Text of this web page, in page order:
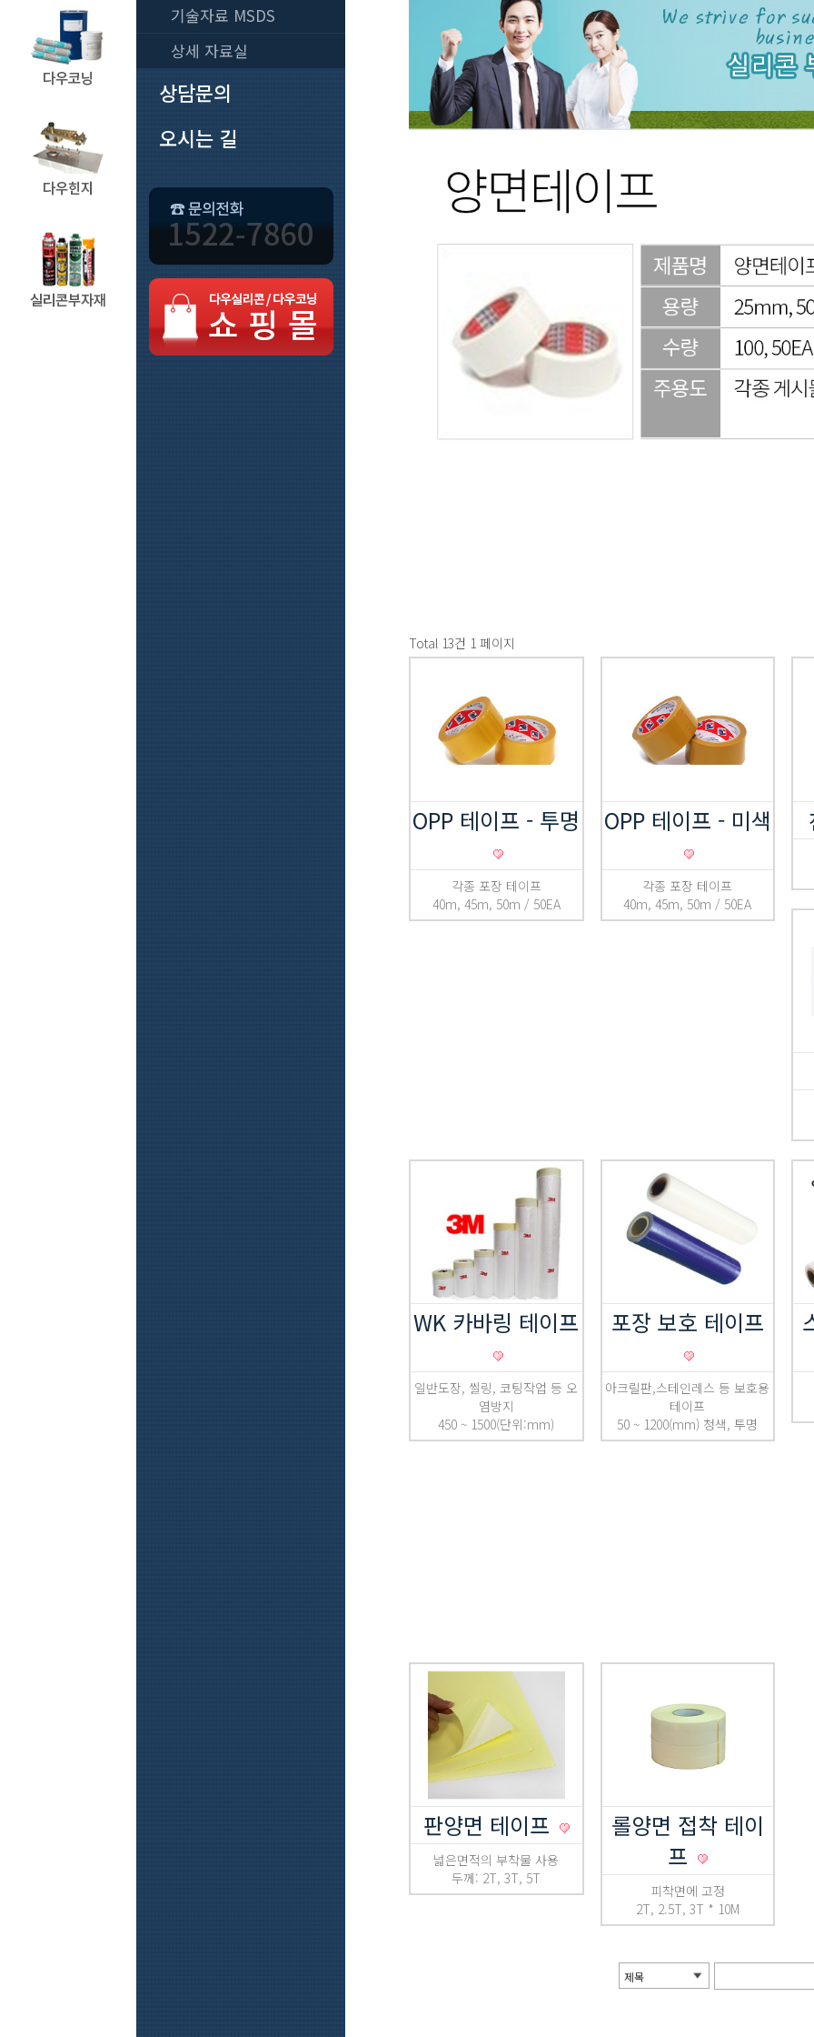
Total 13건 1 페이지
OPP 테이프 - 투명
각종 포장 테이프
40m, 45m, 50m / 50EA
OPP 테이프 - 미색
각종 포장 테이프
40m, 45m, 50m / 50EA
WK 카바링 테이프
일반도장, 씰링, 코팅작업 등 오
염방지
450 ~ 1500(단위:mm)
포장 보호 테이프
아크릴판,스테인레스 등 보호용
테이프
50 ~ 1200(mm) 청색, 투명
판양면 테이프
넓은면적의 부착물 사용
두께: 2T, 3T, 5T
롤양면 접착 테이
프
피착면에 고정
2T, 2.5T, 3T * 10M
제목
기술자료 MSDS
상세 자료실
상담문의
오시는 길